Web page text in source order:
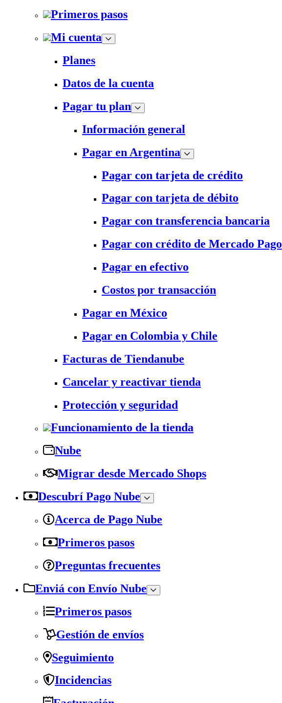
Primeros pasos
Mi cuenta
Planes
Datos de la cuenta
Pagar tu plan
Información general
Pagar en Argentina
Pagar con tarjeta de crédito
Pagar con tarjeta de débito
Pagar con transferencia bancaria
Pagar con crédito de Mercado Pago
Pagar en efectivo
Costos por transacción
Pagar en México
Pagar en Colombia y Chile
Facturas de Tiendanube
Cancelar y reactivar tienda
Protección y seguridad
Funcionamiento de la tienda
Nube
Migrar desde Mercado Shops
Descubrí Pago Nube
Acerca de Pago Nube
Primeros pasos
Preguntas frecuentes
Enviá con Envío Nube
Primeros pasos
Gestión de envíos
Seguimiento
Incidencias